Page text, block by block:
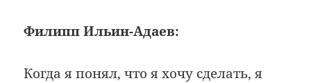
Филипп Ильин-Адаев:
Когда я понял, что я хочу сделать, я